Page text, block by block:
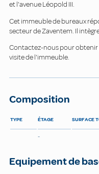
et l'avenue Léopold III.
Cet immeuble de bureaux
secteur de Zaventem. Il
Contactez-nous pour
visite de l'immeuble.
Composition
TYPE ÉTAGE SURFACE
-
Equipement de